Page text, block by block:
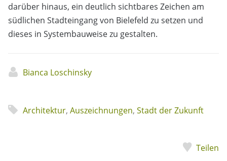
darüber hinaus, ein deutlich sichtbares Zeichen am
südlichen Stadteingang von Bielefeld zu setzen und
dieses in Systembauweise zu gestalten.
Bianca Loschinsky
Architektur, Auszeichnungen, Stadt der Zukunft
Teilen